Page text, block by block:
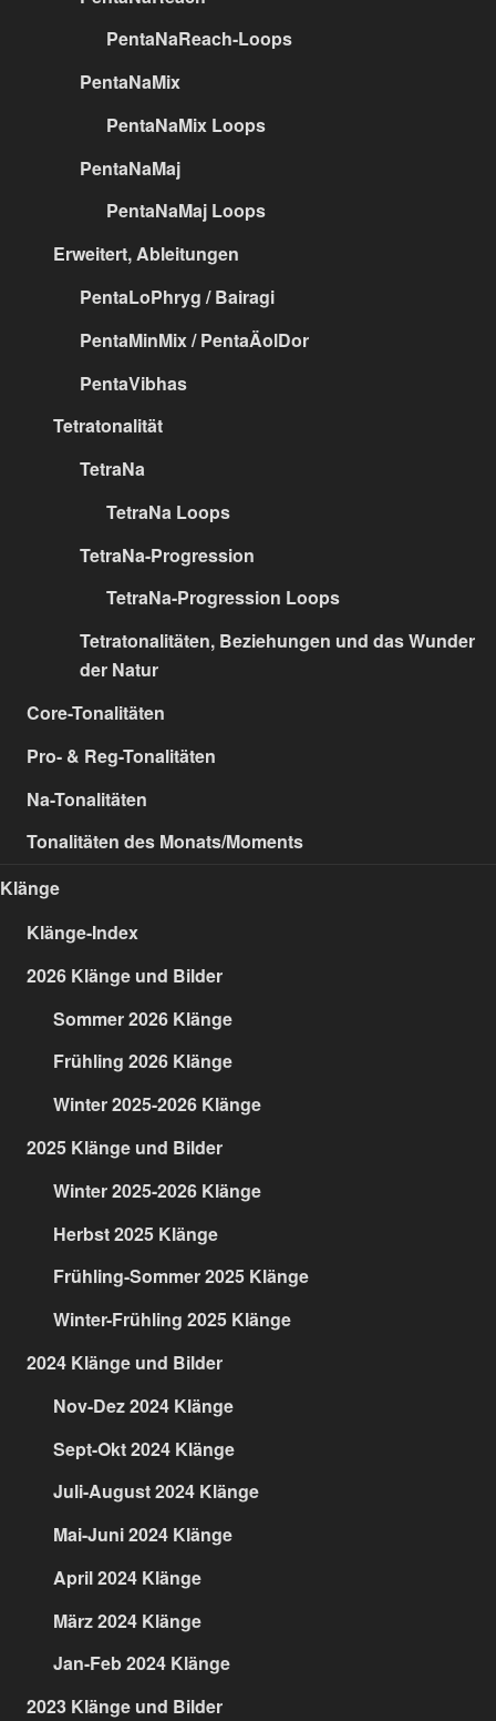
PentaNaReach-Loops
PentaNaMix
PentaNaMix Loops
PentaNaMaj
PentaNaMaj Loops
Erweitert, Ableitungen
PentaLoPhryg / Bairagi
PentaMinMix / PentaÄolDor
PentaVibhas
Tetratonalität
TetraNa
TetraNa Loops
TetraNa-Progression
TetraNa-Progression Loops
Tetratonalitäten, Beziehungen und das Wunder
der Natur
Core-Tonalitäten
Pro- & Reg-Tonalitäten
Na-Tonalitäten
Tonalitäten des Monats/Moments
Klänge
Klänge-Index
2026 Klänge und Bilder
Sommer 2026 Klänge
Frühling 2026 Klänge
Winter 2025-2026 Klänge
2025 Klänge und Bilder
Winter 2025-2026 Klänge
Herbst 2025 Klänge
Frühling-Sommer 2025 Klänge
Winter-Frühling 2025 Klänge
2024 Klänge und Bilder
Nov-Dez 2024 Klänge
Sept-Okt 2024 Klänge
Juli-August 2024 Klänge
Mai-Juni 2024 Klänge
April 2024 Klänge
März 2024 Klänge
Jan-Feb 2024 Klänge
2023 Klänge und Bilder